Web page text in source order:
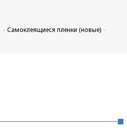
Самоклеящиеся пленки (новые)